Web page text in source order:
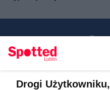
Drogi Użytkowniku,